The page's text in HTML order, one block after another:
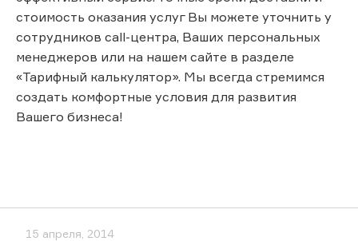
стоимость оказания услуг Вы можете уточнить у
сотрудников call-центра, Ваших персональных
менеджеров или на нашем сайте в разделе
«Тарифный калькулятор». Мы всегда стремимся
создать комфортные условия для развития
Вашего бизнеса!
15 апреля, 2014